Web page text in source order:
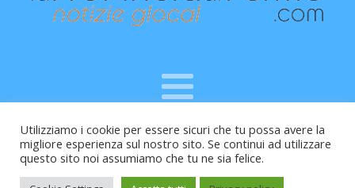
Raffaele Vitali - via Leopardi 10 - 61121 Pesaro (PU) -
Cod.Fisc VTLRFL77B02L500Y - Testata giornalistica, aut.
Trib.Fermo n.04/2010 del 05/08/2010
Utilizziamo i cookie per essere sicuri che tu possa avere la
migliore esperienza sul nostro sito. Se continui ad utilizzare
questo sito noi assumiamo che tu ne sia felice.